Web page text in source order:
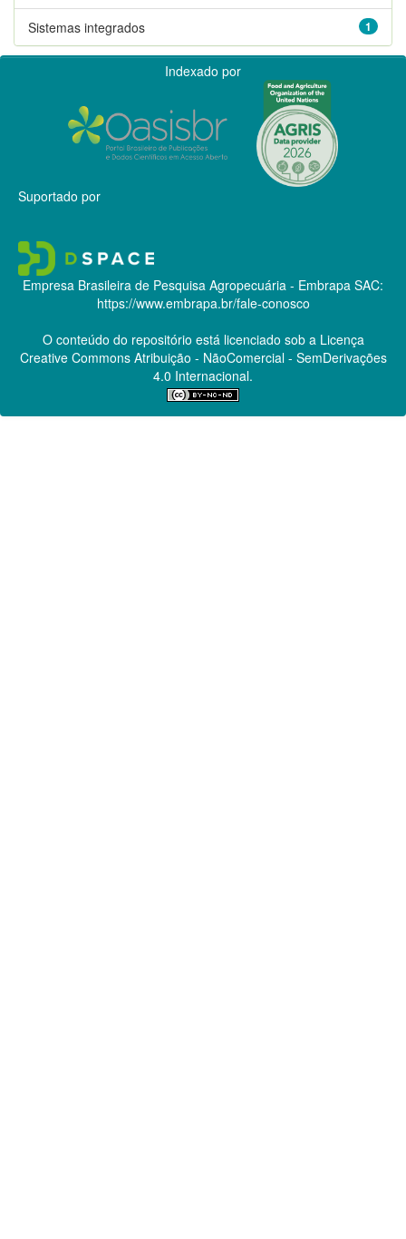
1
Sistemas integrados
Indexado por
Suportado por
Empresa Brasileira de Pesquisa Agropecuária - Embrapa SAC:
https://www.embrapa.br/fale-conosco
O conteúdo do repositório está licenciado sob a Licença
Creative CommonsAtribuição - NãoComercial - SemDerivações
4.0 Internacional.